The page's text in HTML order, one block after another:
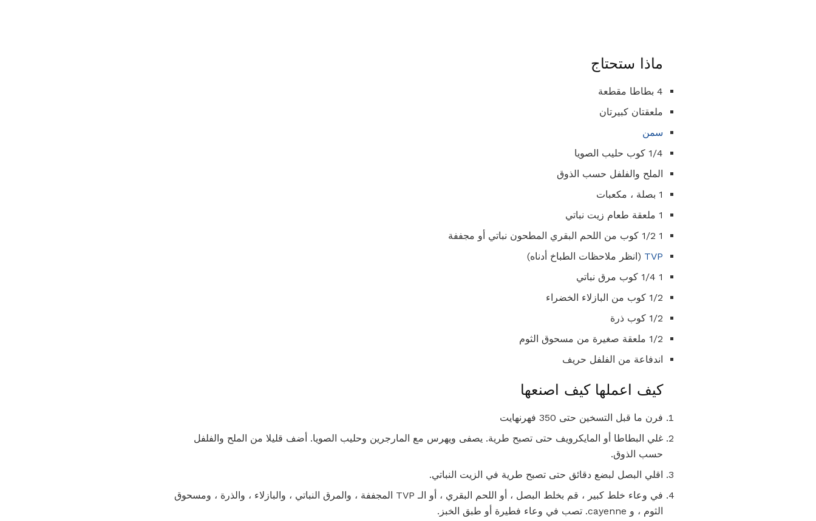
ماذا ستحتاج
4 بطاطا مقطعة
ملعقتان كبيرتان
سمن
1/4 كوب حليب الصويا
الملح والفلفل حسب الذوق
1 بصلة ، مكعبات
1 ملعقة طعام زيت نباتي
1 1/2 كوب من اللحم البقري المطحون نباتي أو مجففة
TVP (انظر ملاحظات الطباخ أدناه)
1 1/4 كوب مرق نباتي
1/2 كوب من البازلاء الخضراء
1/2 كوب ذرة
1/2 ملعقة صغيرة من مسحوق الثوم
اندفاعة من الفلفل حريف
كيف اعملها كيف اصنعها
فرن ما قبل التسخين حتى 350 فهرنهايت
غلي البطاطا أو المايكرويف حتى تصبح طرية. يصفى ويهرس مع المارجرين وحليب الصويا. أضف قليلا من الملح والفلفل
حسب الذوق.
اقلي البصل لبضع دقائق حتى تصبح طرية في الزيت النباتي.
في وعاء خلط كبير ، قم بخلط البصل ، أو اللحم البقري ، أو الـ TVP المجففة ، والمرق النباتي ، والبازلاء ، والذرة ، ومسحوق
الثوم ، و cayenne. تصب في وعاء فطيرة أو طبق الخبز.